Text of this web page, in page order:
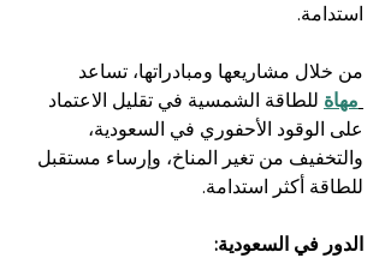
استدامة.
من خلال مشاريعها ومبادراتها، تساعد
مهاة للطاقة الشمسية في تقليل الاعتماد
على الوقود الأحفوري في السعودية،
والتخفيف من تغير المناخ، وإرساء مستقبل
للطاقة أكثر استدامة.
الدور في السعودية: